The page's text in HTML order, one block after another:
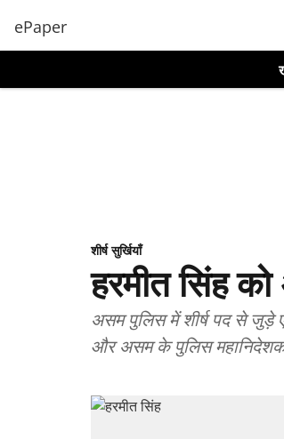
ePaper
शीर्ष सुर्खियाँ
हरमीत सिंह
असम पुलिस में शीर्ष पद से जुड़े
और असम के पुलिस